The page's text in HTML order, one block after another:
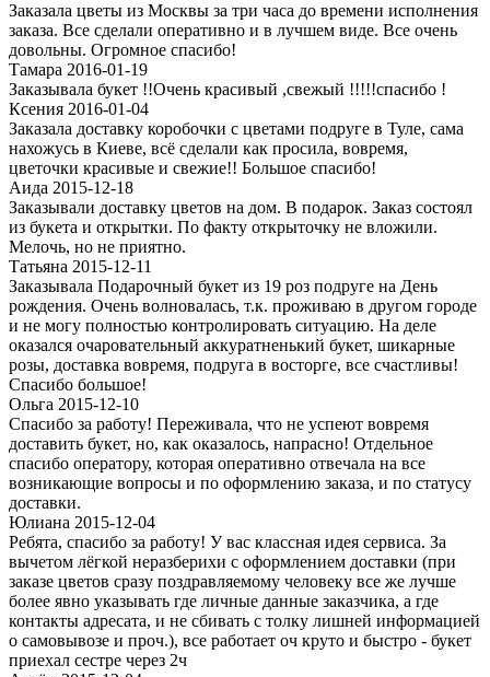
Заказала цветы из Москвы за три часа до времени исполнения
заказа. Все сделали оперативно и в лучшем виде. Все очень
довольны. Огромное спасибо!
Тамара 2016-01-19
Заказывала букет !!Очень красивый ,свежый !!!!!спасибо !
Ксения 2016-01-04
Заказала доставку коробочки с цветами подруге в Туле, сама
нахожусь в Киеве, всё сделали как просила, вовремя,
цветочки красивые и свежие!! Большое спасибо!
Аида 2015-12-18
Заказывали доставку цветов на дом. В подарок. Заказ состоял
из букета и открытки. По факту открыточку не вложили.
Мелочь, но не приятно.
Татьяна 2015-12-11
Заказывала Подарочный букет из 19 роз подруге на День
рождения. Очень волновалась, т.к. проживаю в другом городе
и не могу полностью контролировать ситуацию. На деле
оказался очаровательный аккуратненький букет, шикарные
розы, доставка вовремя, подруга в восторге, все счастливы!
Спасибо большое!
Ольга 2015-12-10
Спасибо за работу! Переживала, что не успеют вовремя
доставить букет, но, как оказалось, напрасно! Отдельное
спасибо оператору, которая оперативно отвечала на все
возникающие вопросы и по оформлению заказа, и по статусу
доставки.
Юлиана 2015-12-04
Ребята, спасибо за работу! У вас классная идея сервиса. За
вычетом лёгкой неразберихи с оформлением доставки (при
заказе цветов сразу поздравляемому человеку все же лучше
более явно указывать где личные данные заказчика, а где
контакты адресата, и не сбивать с толку лишней информацией
о самовывозе и проч.), все работает оч круто и быстро - букет
приехал сестре через 2ч